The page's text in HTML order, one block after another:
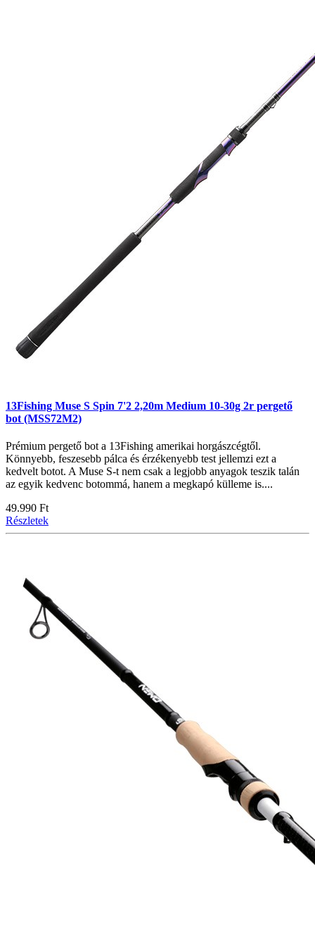
13Fishing Muse S Spin 7'2 2,20m Medium 10-30g 2r pergető
bot (MSS72M2)
Prémium pergető bot a 13Fishing amerikai horgászcégtől.
Könnyebb, feszesebb pálca és érzékenyebb test jellemzi ezt a
kedvelt botot. A Muse S-t nem csak a legjobb anyagok teszik talán
az egyik kedvenc botommá, hanem a megkapó külleme is....
49.990 Ft
Részletek